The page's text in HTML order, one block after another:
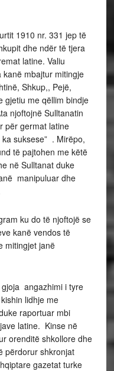
1910 nr. 331 jep të
dhe ndër të tjera
latine. Valiu
mbajtur mitingje
Shkup,, Pejë,
gjetiu me qëllim bindje
njoftojnë Sulltanatin
për germat latine
suksese” . Mirëpo,
të pajtohen me këtë
në Sulltanat duke
manipuluar dhe
ku do të njoftojë se
kanë vendos të
mitingjet janë
angazhimi i tyre
lidhje me
raportuar mbi
latine. Kinse në
orenditë shkollore dhe
përdorur shkronjat
gazetat turke